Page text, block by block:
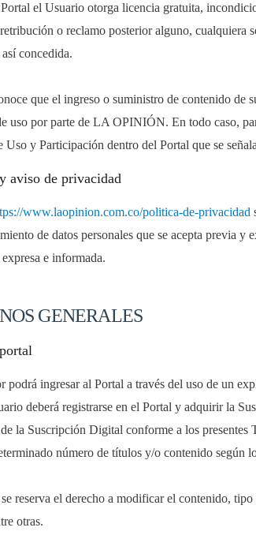
el Usuario otorga licencia gratuita,
o reclamo posterior alguno,
concedida.
que el ingreso o suministro de contenido de
uso por parte de LA OPINIÓN. En todo caso,
Uso y Participación dentro del Portal que se
aviso de privacidad
www.laopinion.com.co/politica-de-privacidad
de datos personales que se acepta previa
e informada.
GENERALES
podrá ingresar al Portal a través del uso de un
deberá registrarse en el Portal y adquirir la
la Suscripción Digital conforme a los
número de títulos y/o contenido
reserva el derecho a modificar el contenido,
otras.